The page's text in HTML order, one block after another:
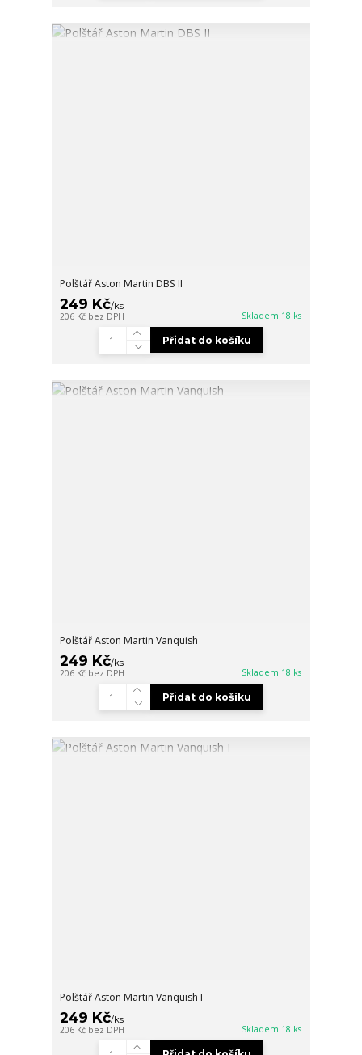
Polštář Aston Martin DBS II
249 Kč/ks
206 Kč bez DPH Skladem 18 ks
Přidat do košíku
Polštář Aston Martin Vanquish
249 Kč/ks
206 Kč bez DPH Skladem 18 ks
Přidat do košíku
Polštář Aston Martin Vanquish I
249 Kč/ks
206 Kč bez DPH Skladem 18 ks